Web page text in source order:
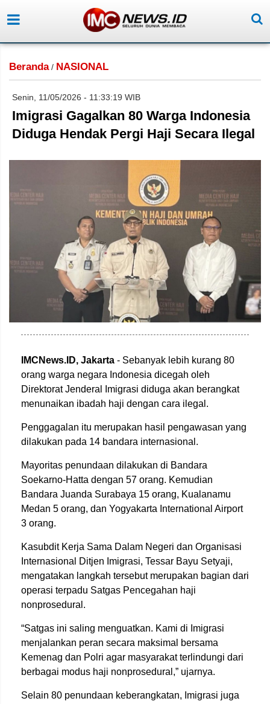
Beranda/ NASIONAL
Senin, 11/05/2026 - 11:33:19 WIB
Imigrasi Gagalkan 80 Warga Indonesia
Diduga Hendak Pergi Haji Secara Ilegal
IMCNews.ID, Jakarta - Sebanyak lebih kurang 80
orang warga negara Indonesia dicegah oleh
Direktorat Jenderal Imigrasi diduga akan berangkat
menunaikan ibadah haji dengan cara ilegal.
Penggagalan itu merupakan hasil pengawasan yang
dilakukan pada 14 bandara internasional.
Mayoritas penundaan dilakukan di Bandara
Soekarno-Hatta dengan 57 orang. Kemudian
Bandara Juanda Surabaya 15 orang, Kualanamu
Medan 5 orang, dan Yogyakarta International Airport
3 orang.
Kasubdit Kerja Sama Dalam Negeri dan Organisasi
Internasional Ditjen Imigrasi, Tessar Bayu Setyaji,
mengatakan langkah tersebut merupakan bagian dari
operasi terpadu Satgas Pencegahan haji
nonprosedural.
“Satgas ini saling menguatkan. Kami di Imigrasi
menjalankan peran secara maksimal bersama
Kemenag dan Polri agar masyarakat terlindungi dari
berbagai modus haji nonprosedural,” ujarnya.
Selain 80 penundaan keberangkatan, Imigrasi juga